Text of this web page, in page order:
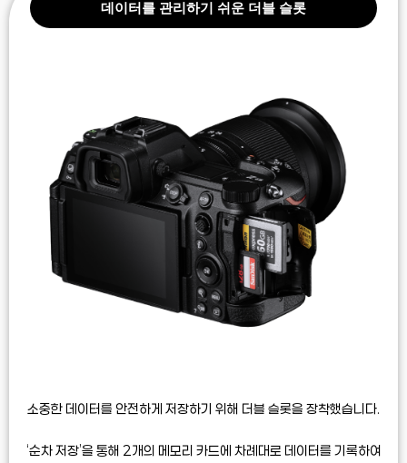
데이터를 관리하기 쉬운 더블 슬롯
소중한 데이터를 안전하게 저장하기 위해 더블 슬롯을 장착했습니다.
‘순차 저장’을 통해 2개의 메모리 카드에 차례대로 데이터를 기록하여